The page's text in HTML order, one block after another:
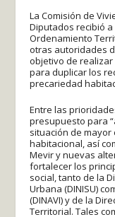
La Comisión de
Diputados recibió
Ordenamiento
otras autoridades
objetivo de
para duplicar los
precariedad
Entre las
presupuesto para
situación de
habitacional, así
Mevir y nuevas
fortalecer los
social, tanto de la
Urbana (DINISU)
(DINAVI) y de la
Territorial. Tales